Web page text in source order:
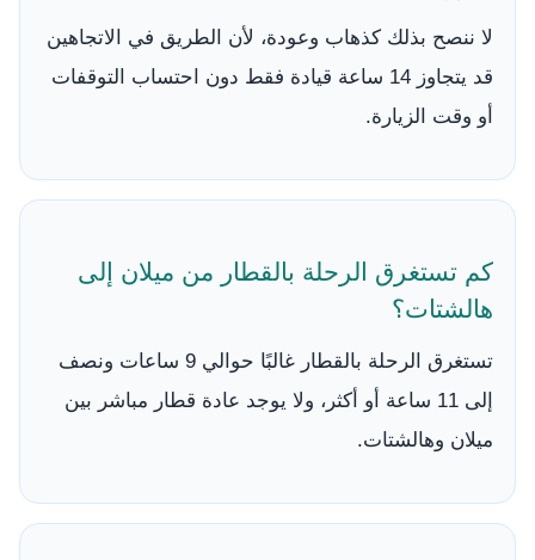
لا ننصح بذلك كذهاب وعودة، لأن الطريق في الاتجاهين
قد يتجاوز 14 ساعة قيادة فقط دون احتساب التوقفات
أو وقت الزيارة.
كم تستغرق الرحلة بالقطار من ميلان إلى
هالشتات؟
تستغرق الرحلة بالقطار غالبًا حوالي 9 ساعات ونصف
إلى 11 ساعة أو أكثر، ولا يوجد عادة قطار مباشر بين
ميلان وهالشتات.